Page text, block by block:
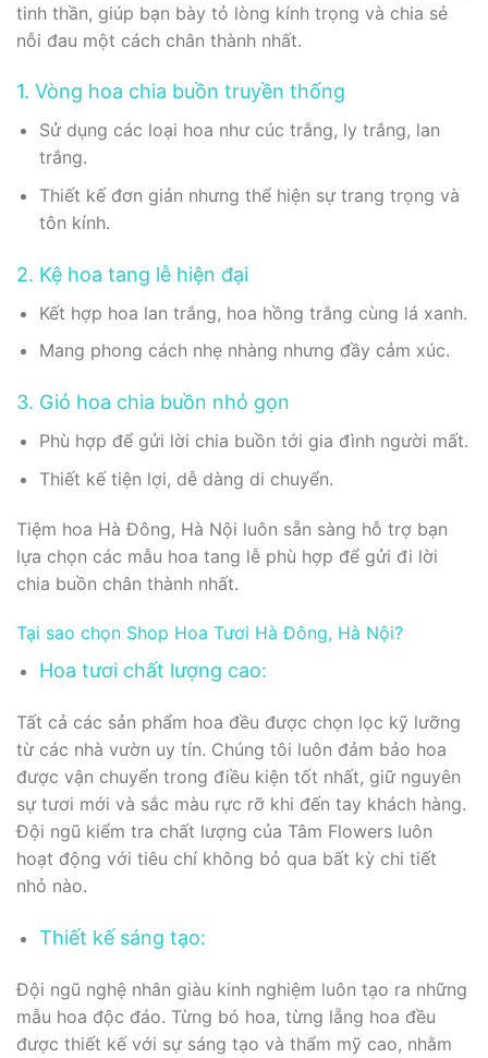
tinh thần, giúp bạn bày tỏ lòng kính trọng và chia sẻ
nỗi đau một cách chân thành nhất.
1. Vòng hoa chia buồn truyền thống
Sử dụng các loại hoa như cúc trắng, ly trắng, lan
trắng.
Thiết kế đơn giản nhưng thể hiện sự trang trọng và
tôn kính.
2. Kệ hoa tang lễ hiện đại
Kết hợp hoa lan trắng, hoa hồng trắng cùng lá xanh.
Mang phong cách nhẹ nhàng nhưng đầy cảm xúc.
3. Giỏ hoa chia buồn nhỏ gọn
Phù hợp để gửi lời chia buồn tới gia đình người mất.
Thiết kế tiện lợi, dễ dàng di chuyển.
Tiệm hoa Hà Đông, Hà Nội luôn sẵn sàng hỗ trợ bạn
lựa chọn các mẫu hoa tang lễ phù hợp để gửi đi lời
chia buồn chân thành nhất.
Tại sao chọn Shop Hoa Tươi Hà Đông, Hà Nội?
Hoa tươi chất lượng cao:
Tất cả các sản phẩm hoa đều được chọn lọc kỹ lưỡng
từ các nhà vườn uy tín. Chúng tôi luôn đảm bảo hoa
được vận chuyển trong điều kiện tốt nhất, giữ nguyên
sự tươi mới và sắc màu rực rỡ khi đến tay khách hàng.
Đội ngũ kiểm tra chất lượng của Tâm Flowers luôn
hoạt động với tiêu chí không bỏ qua bất kỳ chi tiết
nhỏ nào.
Thiết kế sáng tạo:
Đội ngũ nghệ nhân giàu kinh nghiệm luôn tạo ra những
mẫu hoa độc đáo. Từng bó hoa, từng lẵng hoa đều
được thiết kế với sự sáng tạo và thẩm mỹ cao, nhằm